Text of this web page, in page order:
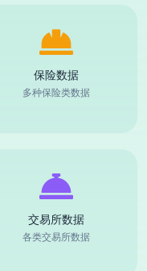
保险数据
多种保险类数据
交易所数据
各类交易所数据